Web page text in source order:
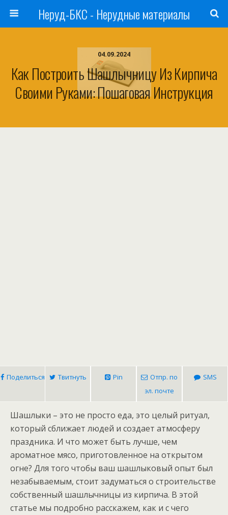
Неруд-БКС - Нерудные материалы
04.09.2024
Как Построить Шашлычницу Из Кирпича
Своими Руками: Пошаговая Инструкция
Поделиться Твитнуть Pin
Отпр. по
эл. почте
SMS
Шашлыки – это не просто еда, это целый ритуал,
который сближает людей и создает атмосферу
праздника. И что может быть лучше, чем
ароматное мясо, приготовленное на открытом
огне? Для того чтобы ваш шашлыковый опыт был
незабываемым, стоит задуматься о строительстве
собственный шашлычницы из кирпича. В этой
статье мы подробно расскажем, как и с чего